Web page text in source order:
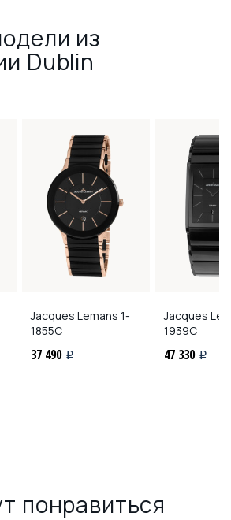
из
Dublin
Jacques Lemans 1-
1855C
37 490 i
Jacques
1939C
47 330 i
понравиться